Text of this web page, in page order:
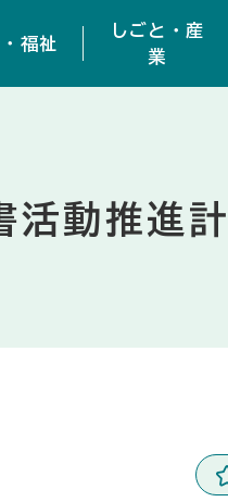
福祉
しごと・産
業
活動推進